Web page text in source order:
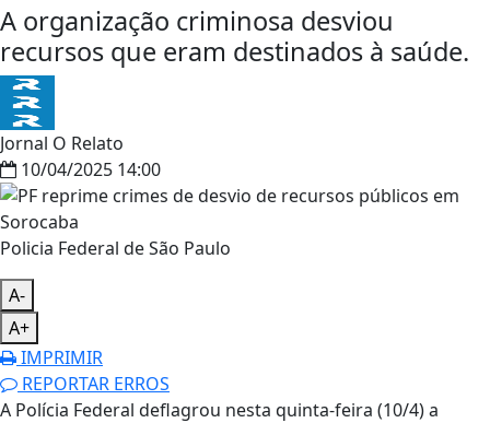
A organização criminosa desviou
recursos que eram destinados à saúde.
Jornal O Relato
10/04/2025 14:00
Policia Federal de São Paulo
A-
A+
IMPRIMIR
REPORTAR ERROS
A Polícia Federal deflagrou nesta quinta-feira (10/4) a